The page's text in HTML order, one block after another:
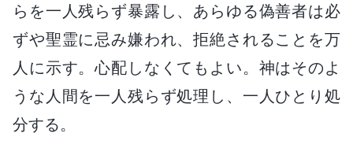
らを一人残らず暴露し、あらゆる偽善者は必
ずや聖霊に忌み嫌われ、拒絶されることを万
人に示す。心配しなくてもよい。神はそのよ
うな人間を一人残らず処理し、一人ひとり処
分する。